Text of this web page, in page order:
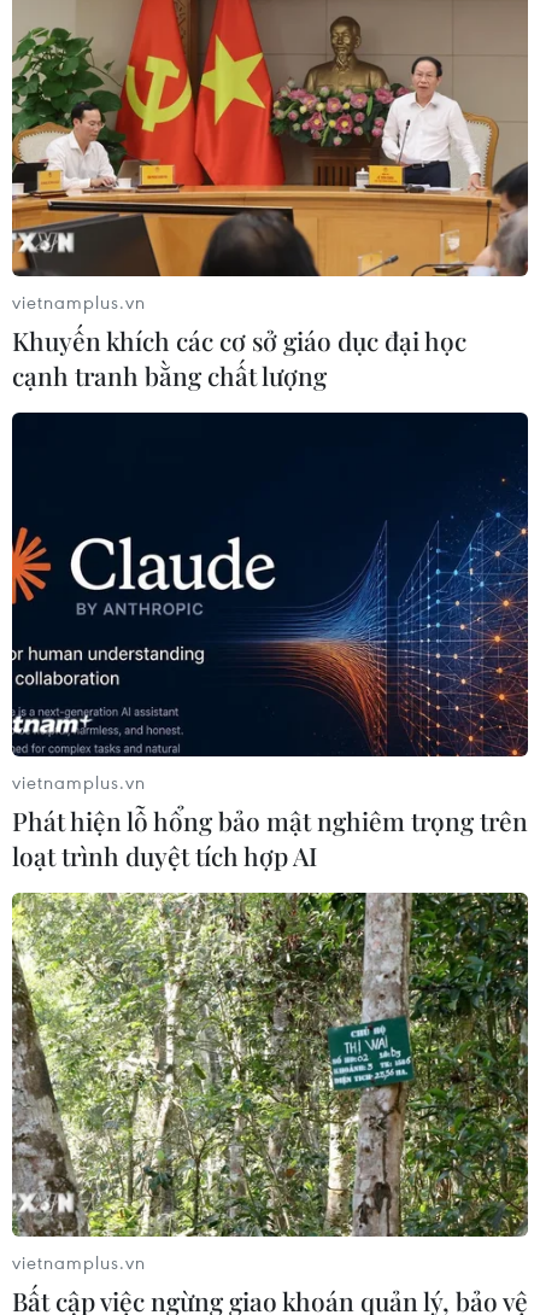
vietnamplus.vn
Khuyến khích các cơ sở giáo dục đại học
cạnh tranh bằng chất lượng
vietnamplus.vn
Phát hiện lỗ hổng bảo mật nghiêm trọng trên
loạt trình duyệt tích hợp AI
vietnamplus.vn
Bất cập việc ngừng giao khoán quản lý, bảo vệ